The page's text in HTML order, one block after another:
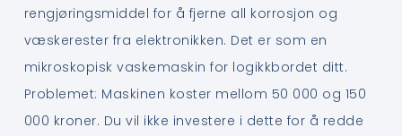
rengjøringsmiddel for å fjerne all korrosjon og
væskerester fra elektronikken. Det er som en
mikroskopisk vaskemaskin for logikkbordet ditt.
Problemet: Maskinen koster mellom 50 000 og 150
000 kroner. Du vil ikke investere i dette for å redde